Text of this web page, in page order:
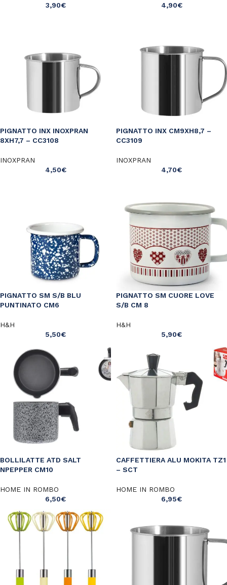
3,90€
4,90€
PIGNATTO INX INOXPRAN
8XH7,7 – CC3108
INOXPRAN
4,50€
PIGNATTO INX CM9XH8,7 –
CC3109
INOXPRAN
4,70€
PIGNATTO SM S/B BLU
PUNTINATO CM6
H&H
5,50€
PIGNATTO SM CUORE LOVE
S/B CM 8
H&H
5,90€
BOLLILATTE ATD SALT
NPEPPER CM10
HOME IN ROMBO
6,50€
CAFFETTIERA ALU MOKITA TZ1
– SCT
HOME IN ROMBO
6,95€